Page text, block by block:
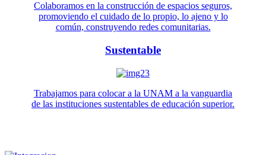
Colaboramos en la construcción de espacios seguros,
promoviendo el cuidado de lo propio, lo ajeno y lo
común, construyendo redes comunitarias.
Sustentable
Trabajamos para colocar a la UNAM a la vanguardia
de las instituciones sustentables de educación superior.